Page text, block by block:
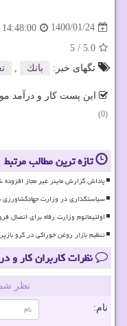
1400/01/24
14:48:00
5.0
/
5
تگهای خبر:
بانك ,
این پست کار و درآمد
(0)
تازه ترین مطالب مرتبط
پاداش گزارش ماینر غیر مجاز
سیاستگذاری در وزارت
اولتیماتوم وزارت رفاه برای اتصال
تنظیم بازار روغن خوراکی در گرو
نظرات کاربران کار و
نظر
نام: